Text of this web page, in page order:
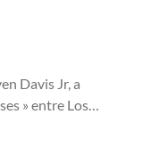
Davis Jr, a
» entre Los…